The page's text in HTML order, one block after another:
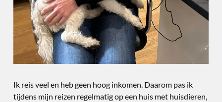
Ik reis veel en heb geen hoog inkomen. Daarom pas ik
tijdens mijn reizen regelmatig op een huis met huisdieren,